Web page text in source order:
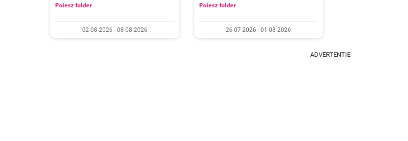
Poiesz folder
02-08-2026 - 08-08-2026
Poiesz folder
26-07-2026 - 01-08-2026
ADVERTENTIE